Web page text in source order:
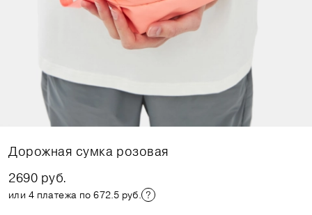
Дорожная сумка розовая
2690 руб.
или 4 платежа по 672.5 руб.